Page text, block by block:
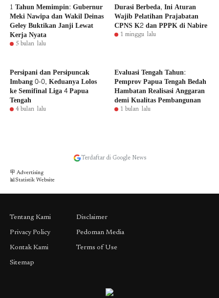
1 Tahun Memimpin: Gubernur
Meki Nawipa dan Wakil Deinas
Geley Buktikan Janji Lewat
Kerja Nyata
5 bulan lalu
Durasi Berbeda, Ini Aturan
Wajib Pelatihan Prajabatan
CPNS K2 dan PPPK di Nabire
1 minggu lalu
Persipani dan Persipuncak
Imbang 0-0, Keduanya Lolos
ke Semifinal Liga 4 Papua
Tengah
4 bulan lalu
Evaluasi Tengah Tahun:
Pemprov Papua Tengah Bedah
Hambatan Realisasi Anggaran
demi Kualitas Pembangunan
1 bulan lalu
Terdaftar di Google News
🪧 Advertising
📊Statistik Website
Tentang Kami
Privacy Policy
Kontak Kami
Sitemap
Disclaimer
Pedoman Media
Terms of Use